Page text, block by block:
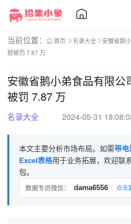
当前位置： 首页 名录大全
安徽省鹅
题被罚 7.87 万
安徽省鹅小弟食品有限公
被罚 7.87 万
名录大全 2024-05-31
本文主要分析市场布局。如需带
Excel表格用于业务拓展，欢迎联
包。
数据专员微信： dama6556 点击